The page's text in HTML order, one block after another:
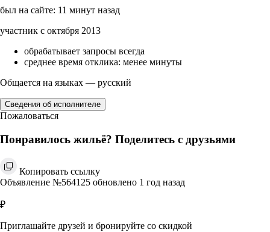
был на сайте: 11 минут назад
участник с октября 2013
обрабатывает запросы всегда
среднее время отклика: менее минуты
Общается на языках — русский
Сведения об исполнителе
Пожаловаться
Понравилось жильё? Поделитесь с друзьями
Копировать ссылку
Объявление №564125 обновлено 1 год назад
₽
Приглашайте друзей и бронируйте со скидкой